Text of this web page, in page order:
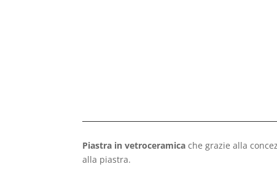
Piastra in vetroceramica che grazie alla
alla piastra.